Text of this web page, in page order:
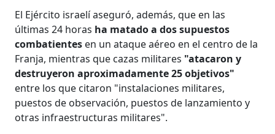
El Ejército israelí aseguró, además, que en las
últimas 24 horas ha matado a dos supuestos
combatientes en un ataque aéreo en el centro de la
Franja, mientras que cazas militares "atacaron y
destruyeron aproximadamente 25 objetivos"
entre los que citaron "instalaciones militares,
puestos de observación, puestos de lanzamiento y
otras infraestructuras militares".